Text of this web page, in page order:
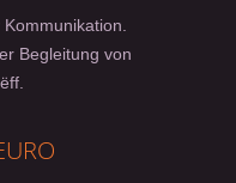
Begleitung von